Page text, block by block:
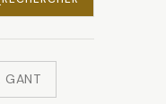
GANT